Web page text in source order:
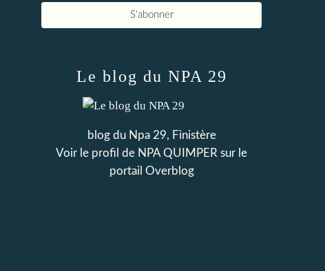
Le blog du NPA 29
blog du Npa 29, Finistère
Voir le profil de NPA QUIMPER sur le
portail Overblog